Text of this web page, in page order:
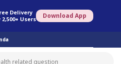
Delivery
Users Download App
Saringan Kesihatan Konsult Pakar